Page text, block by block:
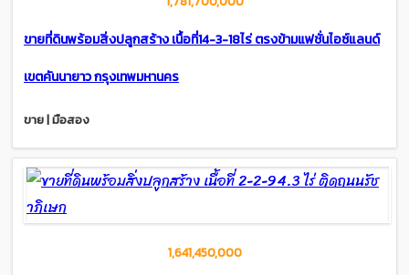
ขายที่ดินพร้อมสิ่งปลูกสร้าง เนื้อที่14-3-18ไร่ ตรงข้ามแฟชั่นไอซ์แลนด์
เขตคันนายาว กรุงเทพมหานคร
ขาย | มือสอง
1,641,450,000